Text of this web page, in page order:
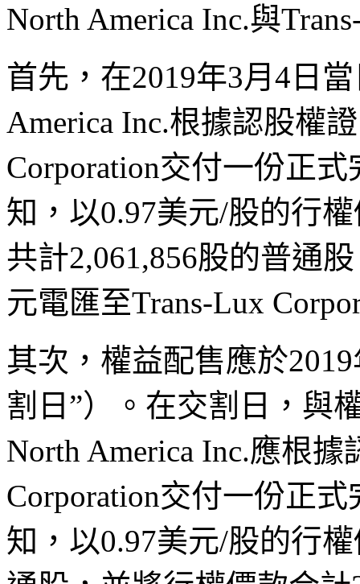
North America Inc.與
首先，在2019年3月4日
America Inc.根據認股權
Corporation交付一份正
知，以0.97美元/股的行
共計2,061,856股的普通
元電匯至Trans-Lux
其次，權益配售應於
割日”）。在交割日，與
North America Inc.應根
Corporation交付一份正
知，以0.97美元/股的行